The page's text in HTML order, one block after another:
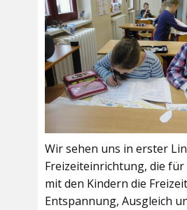
Wir sehen uns in erster
Freizeiteinrichtung, die
mit den Kindern die
Entspannung, Ausgleich